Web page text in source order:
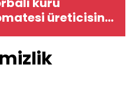
üreticisine
destek